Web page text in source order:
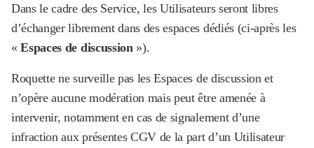
Dans le cadre des Service, les Utilisateurs seront libres
d’échanger librement dans des espaces dédiés (ci-après les
«Espaces de discussion »).
Roquette ne surveille pas les Espaces de discussion et
n’opère aucune modération mais peut être amenée à
intervenir, notamment en cas de signalement d’une
infraction aux présentes CGV de la part d’un Utilisateur